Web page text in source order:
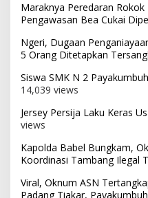
Maraknya Peredaran
Pengawasan Bea Cukai
Ngeri, Dugaan
5 Orang Ditetapkan
Siswa SMK N 2
14,039 views
Jersey Persija Laku Keras
views
Kapolda Babel Bungkam,
Koordinasi Tambang Ilegal
Viral, Oknum ASN
Padang Tiakar, Payakumbuh